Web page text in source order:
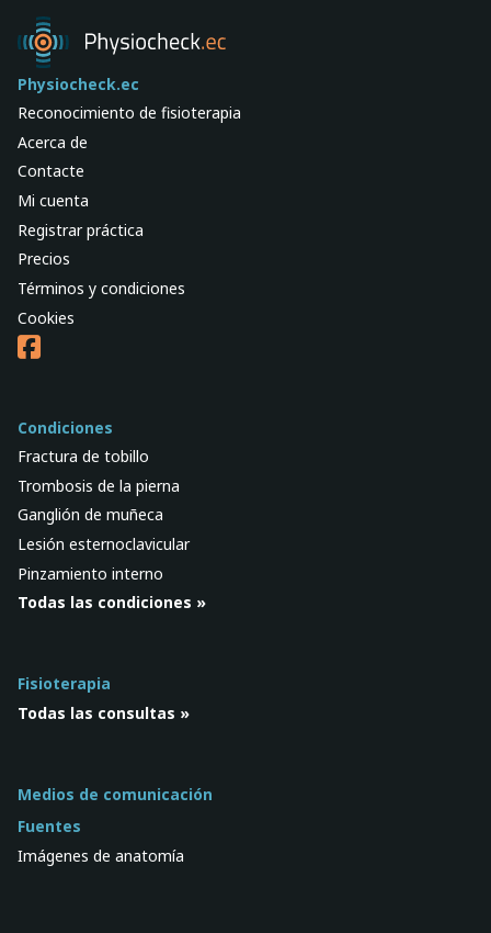
Physiocheck.ec
Reconocimiento de fisioterapia
Acerca de
Contacte
Mi cuenta
Registrar práctica
Precios
Términos y condiciones
Cookies
Condiciones
Fractura de tobillo
Trombosis de la pierna
Ganglión de muñeca
Lesión esternoclavicular
Pinzamiento interno
Todas las condiciones »
Fisioterapia
Todas las consultas »
Medios de comunicación
Fuentes
Imágenes de anatomía